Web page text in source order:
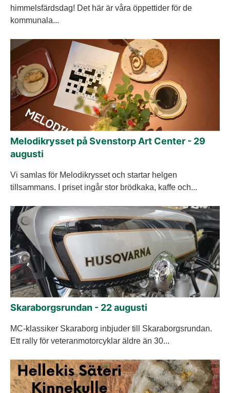
himmelsfärdsdag! Det här är våra öppettider för de
kommunala...
Melodikrysset på Svenstorp Art Center - 29
augusti
Vi samlas för Melodikrysset och startar helgen
tillsammans. I priset ingår stor brödkaka, kaffe och...
Skaraborgsrundan - 22 augusti
MC-klassiker Skaraborg inbjuder till Skaraborgsrundan.
Ett rally för veteranmotorcyklar äldre än 30...